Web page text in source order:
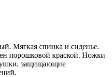
Мягкая спинка и сиденье.
порошковой краской. Ножки
защищающие